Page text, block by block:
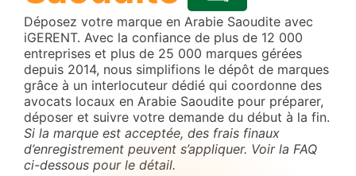
Déposez votre marque en Arabie Saoudite avec
iGERENT. Avec la confiance de plus de 12 000
entreprises et plus de 25 000 marques gérées
depuis 2014, nous simplifions le dépôt de marques
grâce à un interlocuteur dédié qui coordonne des
avocats locaux en Arabie Saoudite pour préparer,
déposer et suivre votre demande du début à la fin.
Si la marque est acceptée, des frais finaux
d’enregistrement peuvent s’appliquer. Voir la FAQ
ci-dessous pour le détail.